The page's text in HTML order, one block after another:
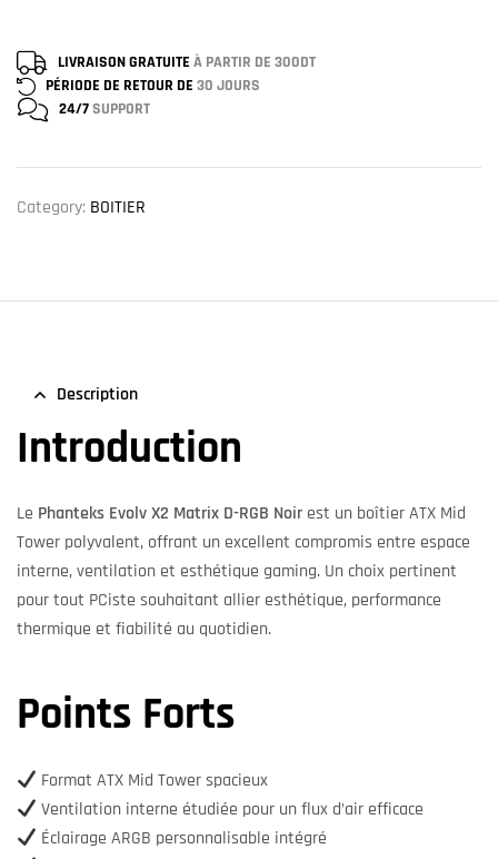
LIVRAISON GRATUITE À PARTIR DE 300DT
PÉRIODE DE RETOUR DE 30 JOURS
24/7SUPPORT
Category: BOITIER
Description
Introduction
Le Phanteks Evolv X2 Matrix D-RGB Noir est un boîtier ATX Mid
Tower polyvalent, offrant un excellent compromis entre espace
interne, ventilation et esthétique gaming. Un choix pertinent
pour tout PCiste souhaitant allier esthétique, performance
thermique et fiabilité au quotidien.
Points Forts
Format ATX Mid Tower spacieux
Ventilation interne étudiée pour un flux d’air efficace
Éclairage ARGB personnalisable intégré